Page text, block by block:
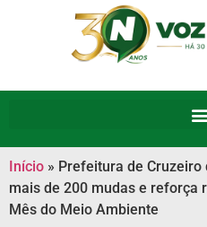
Início » Prefeitura de Cruzeiro
mais de 200 mudas e reforça
Mês do Meio Ambiente